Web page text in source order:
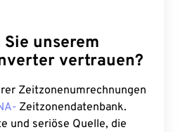
unserem
vertrauen?
Zeitzonenumrechnungen
Zeitzonendatenbank.
und seriöse Quelle, die